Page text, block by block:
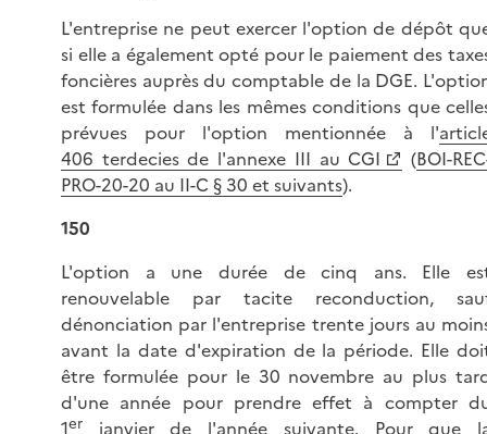
L'entreprise ne peut exercer l'option de dépôt
si elle a également opté pour le paiement des
foncières auprès du comptable de la DGE.
est formulée dans les mêmes conditions que
prévues pour l'option mentionnée à l'
406 terdecies de l'annexe III au CGI
(BOI-
PRO-20-20 au II-C § 30 et suivants).
150
L'option a une durée de cinq ans. Elle
renouvelable par tacite reconduction,
dénonciation par l'entreprise trente jours au
avant la date d'expiration de la période. Elle
être formulée pour le 30 novembre au plus
d'une année pour prendre effet à compter
er